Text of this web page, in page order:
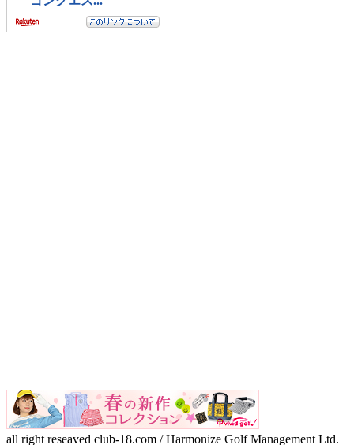
all right reseaved club-18.com / Harmonize Golf Management Ltd.